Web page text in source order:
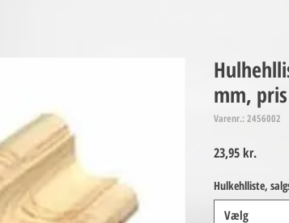
mm,
Varenr.: 2456002
23,95 kr.Pris
Hulkehlliste,
Vælg